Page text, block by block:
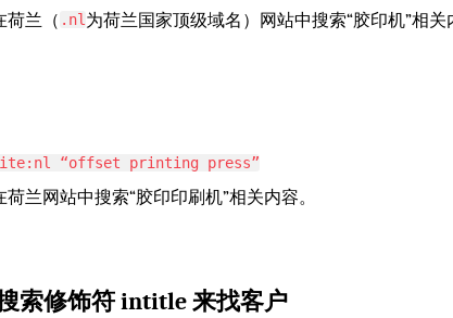
荷兰（ .nl为荷兰国家顶级域名）网站中搜索“胶印机”相关
“offset printing press”
兰网站中搜索“胶印印刷机”相关内容。
索修饰符 intitle 来找客户